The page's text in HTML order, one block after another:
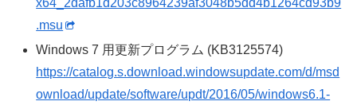
x64_2dafb1d203c8964239af3048b5dd4b1264cd93b9
.msu
Windows 7 用更新プログラム (KB3125574)
https://catalog.s.download.windowsupdate.com/d/msd
ownload/update/software/updt/2016/05/windows6.1-